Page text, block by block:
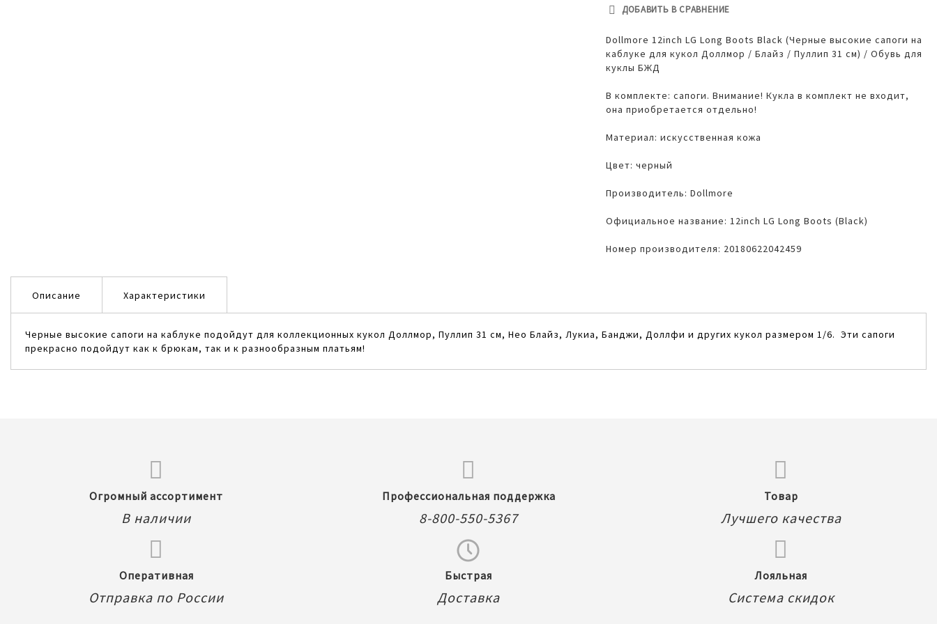
ДОБАВИТЬ В СРАВНЕНИЕ
Dollmore 12inch LG Long Boots Black (Черные высокие сапоги на
каблуке для кукол Доллмор / Блайз / Пуллип 31 см) / Обувь для
куклы БЖД
В комплекте: сапоги. Внимание! Кукла в комплект не входит,
она приобретается отдельно!
Материал: искусственная кожа
Цвет: черный
Производитель: Dollmore
Официальное название: 12inch LG Long Boots (Black)
Номер производителя: 20180622042459
Описание
Черные высокие сапоги на каблуке подойдут для коллекционных кукол Доллмор, Пуллип 31 см, Нео Блайз, Лукиа, Банджи, Доллфи и других кукол размером 1/6. Эти сапоги
прекрасно подойдут как к брюкам, так и к разнообразным платьям!
Характеристики
Огромный ассортимент
В наличии
Профессиональная поддержка
8-800-550-5367
Товар
Лучшего качества
Оперативная
Отправка по России
Быстрая
Доставка
Лояльная
Система скидок